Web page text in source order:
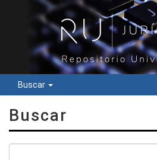
Buscar
Buscar